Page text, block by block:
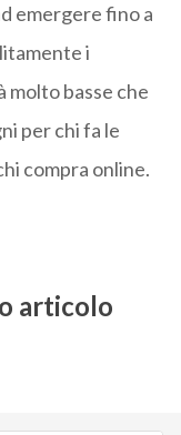
emergere fino a
i
molto basse che
per chi fa le
compra online.
articolo